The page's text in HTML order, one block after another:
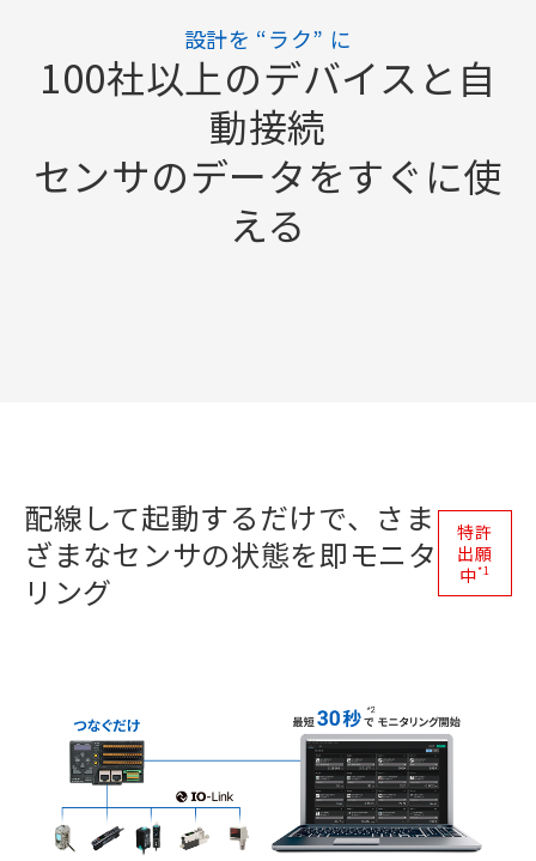
設計を “ラク” に
100社以上のデバイスと自
動接続
センサのデータをすぐに使
える
配線して起動するだけで、さま
ざまなセンサの状態を即モニタ
リング
特許
出願
中*1